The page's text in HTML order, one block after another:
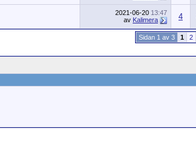
2021-06-20 13:47
av Kalimera 4
Sidan 1 av 3 1 2